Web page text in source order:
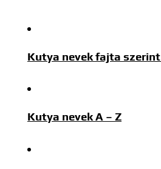
Kutya nevek fajta szerint
Kutya nevek A – Z